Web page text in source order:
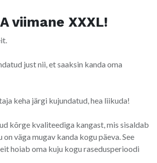
viimane XXXL!
just nii, et saaksin kanda oma
keha järgi kujundatud, hea liikuda!
kõrge kvaliteediga kangast, mis sisaldab
väga mugav kanda kogu päeva. See
hoiab oma kuju kogu rasedusperioodi